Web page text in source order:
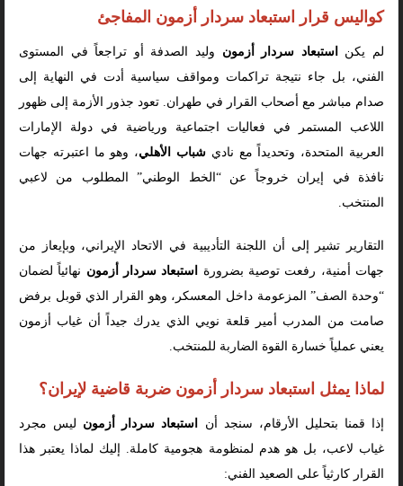
كواليس قرار استبعاد سردار أزمون المفاجئ
لم يكن استبعاد سردار أزمون وليد الصدفة أو تراجعاً في المستوى
الفني، بل جاء نتيجة تراكمات ومواقف سياسية أدت في النهاية إلى
صدام مباشر مع أصحاب القرار في طهران. تعود جذور الأزمة إلى ظهور
اللاعب المستمر في فعاليات اجتماعية ورياضية في دولة الإمارات
العربية المتحدة، وتحديداً مع نادي شباب الأهلي، وهو ما اعتبرته جهات
نافذة في إيران خروجاً عن “الخط الوطني” المطلوب من لاعبي
المنتخب.
التقارير تشير إلى أن اللجنة التأديبية في الاتحاد الإيراني، وبإيعاز من
جهات أمنية، رفعت توصية بضرورة
استبعاد سردار أزمون نهائياً لضمان
“وحدة الصف” المزعومة داخل المعسكر، وهو القرار الذي قوبل برفض
صامت من المدرب أمير قلعة نويي الذي يدرك جيداً أن غياب أزمون
يعني عملياً خسارة القوة الضاربة للمنتخب.
لماذا يمثل استبعاد سردار أزمون ضربة قاضية لإيران؟
إذا قمنا بتحليل الأرقام، سنجد أن استبعاد سردار أزمون ليس مجرد
غياب لاعب، بل هو هدم لمنظومة هجومية كاملة. إليك لماذا يعتبر هذا
القرار كارثياً على الصعيد الفني: